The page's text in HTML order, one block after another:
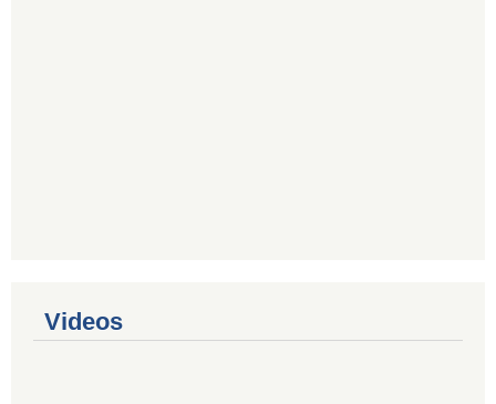
Videos